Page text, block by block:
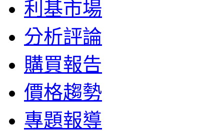
利基市場
分析評論
購買報告
價格趨勢
專題報導